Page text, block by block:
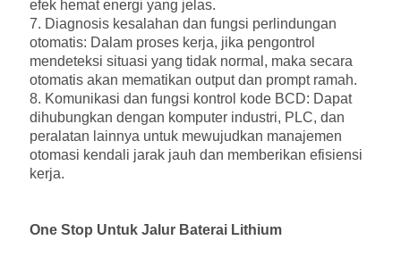
efek hemat energi yang jelas.
7. Diagnosis kesalahan dan fungsi perlindungan
otomatis: Dalam proses kerja, jika pengontrol
mendeteksi situasi yang tidak normal, maka secara
otomatis akan mematikan output dan prompt ramah.
8. Komunikasi dan fungsi kontrol kode BCD: Dapat
dihubungkan dengan komputer industri, PLC, dan
peralatan lainnya untuk mewujudkan manajemen
otomasi kendali jarak jauh dan memberikan efisiensi
kerja.
One Stop Untuk Jalur Baterai Lithium